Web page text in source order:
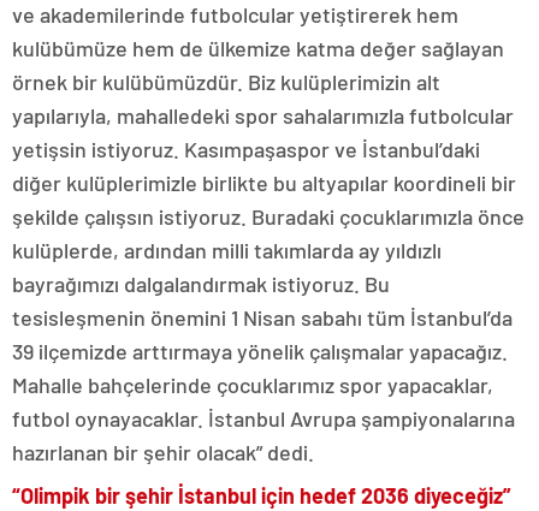
ve akademilerinde futbolcular yetiştirerek hem
kulübümüze hem de ülkemize katma değer sağlayan
örnek bir kulübümüzdür. Biz kulüplerimizin alt
yapılarıyla, mahalledeki spor sahalarımızla futbolcular
yetişsin istiyoruz. Kasımpaşaspor ve İstanbul’daki
diğer kulüplerimizle birlikte bu altyapılar koordineli bir
şekilde çalışsın istiyoruz. Buradaki çocuklarımızla önce
kulüplerde, ardından milli takımlarda ay yıldızlı
bayrağımızı dalgalandırmak istiyoruz. Bu
tesisleşmenin önemini 1 Nisan sabahı tüm İstanbul’da
39 ilçemizde arttırmaya yönelik çalışmalar yapacağız.
Mahalle bahçelerinde çocuklarımız spor yapacaklar,
futbol oynayacaklar. İstanbul Avrupa şampiyonalarına
hazırlanan bir şehir olacak” dedi.
“Olimpik bir şehir İstanbul için hedef 2036 diyeceğiz”